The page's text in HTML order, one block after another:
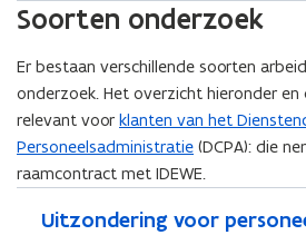
Soorten onderzoek
Er bestaan verschillende soorten
onderzoek. Het overzicht hieronder
relevant voor klanten van het
Personeelsadministratie (DCPA): die
raamcontract met IDEWE.
Uitzondering voor